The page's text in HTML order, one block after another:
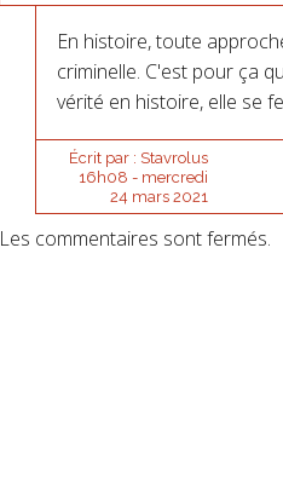
En histoire, toute
criminelle. C'est pour ça
vérité en histoire, elle se
Écrit par : Stavrolus
16h08 - mercredi
24 mars 2021
Les commentaires sont fermés.